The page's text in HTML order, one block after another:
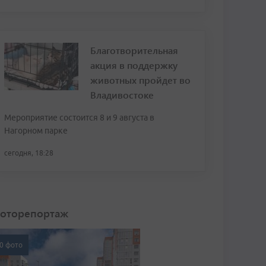
Благотворительная
акция в поддержку
животных пройдет во
Владивостоке
Мероприятие состоится 8 и 9 августа в
Нагорном парке
сегодня, 18:28
фото